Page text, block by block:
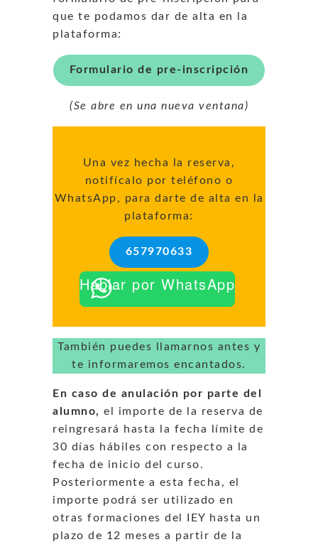
que te podamos dar de alta en la
plataforma:
Formulario de pre-inscripción
(Se abre en una nueva ventana)
Una vez hecha la reserva,
notifícalo por teléfono o
WhatsApp, para darte de alta en la
plataforma:
657970633
Hablar por WhatsApp
También puedes llamarnos antes y
te informaremos encantados.
En caso de anulación por parte del
alumno, el importe de la reserva de
reingresará hasta la fecha límite de
30 días hábiles con respecto a la
fecha de inicio del curso.
Posteriormente a esta fecha, el
importe podrá ser utilizado en
otras formaciones del IEY hasta un
plazo de 12 meses a partir de la